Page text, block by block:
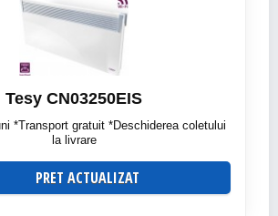
Tesy CN03250EIS
*Transport gratuit *Deschiderea coletului
la livrare
PRET ACTUALIZAT